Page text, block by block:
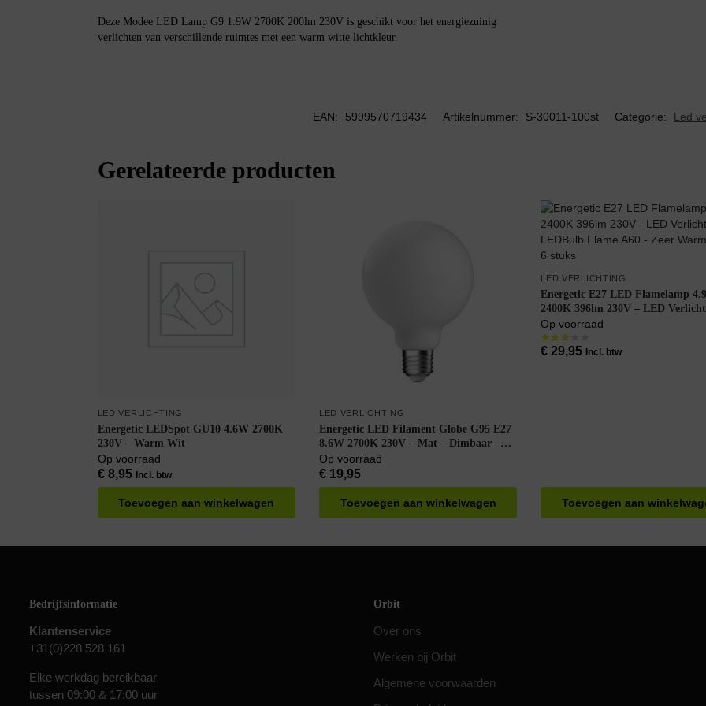
Deze Modee LED Lamp G9 1.9W 2700K 200lm 230V is geschikt voor het energiezuinig
verlichten van verschillende ruimtes met een warm witte lichtkleur.
EAN: 5999570719434 Artikelnummer: S-30011-100st Categorie: Led
Gerelateerde producten
LED VERLICHTING
Energetic LEDSpot GU10 4.6W 2700K
230V – Warm Wit
Op voorraad
€8,95 Incl. btw
Toevoegen aan winkelwagen
LED VERLICHTING
Energetic LED Filament Globe G95 E27
8.6W 2700K 230V – Mat – Dimbaar –
Warm Wit
Op voorraad
€19,95
Toevoegen aan winkelwagen
LED VERLICHTING
Energetic E27 LED Flamelamp
2400K 396lm 230V – LED
LEDBulb Flame A60 – Zeer Warm
6 stuks
Op voorraad
€ 29,95 Incl. btw
Toevoegen aan
Bedrijfsinformatie
Klantenservice
+31(0)228 528 161
Elke werkdag bereikbaar
tussen 09:00 & 17:00 uur
Orbit
Over ons
Werken bij Orbit
Algemene voorwaarden